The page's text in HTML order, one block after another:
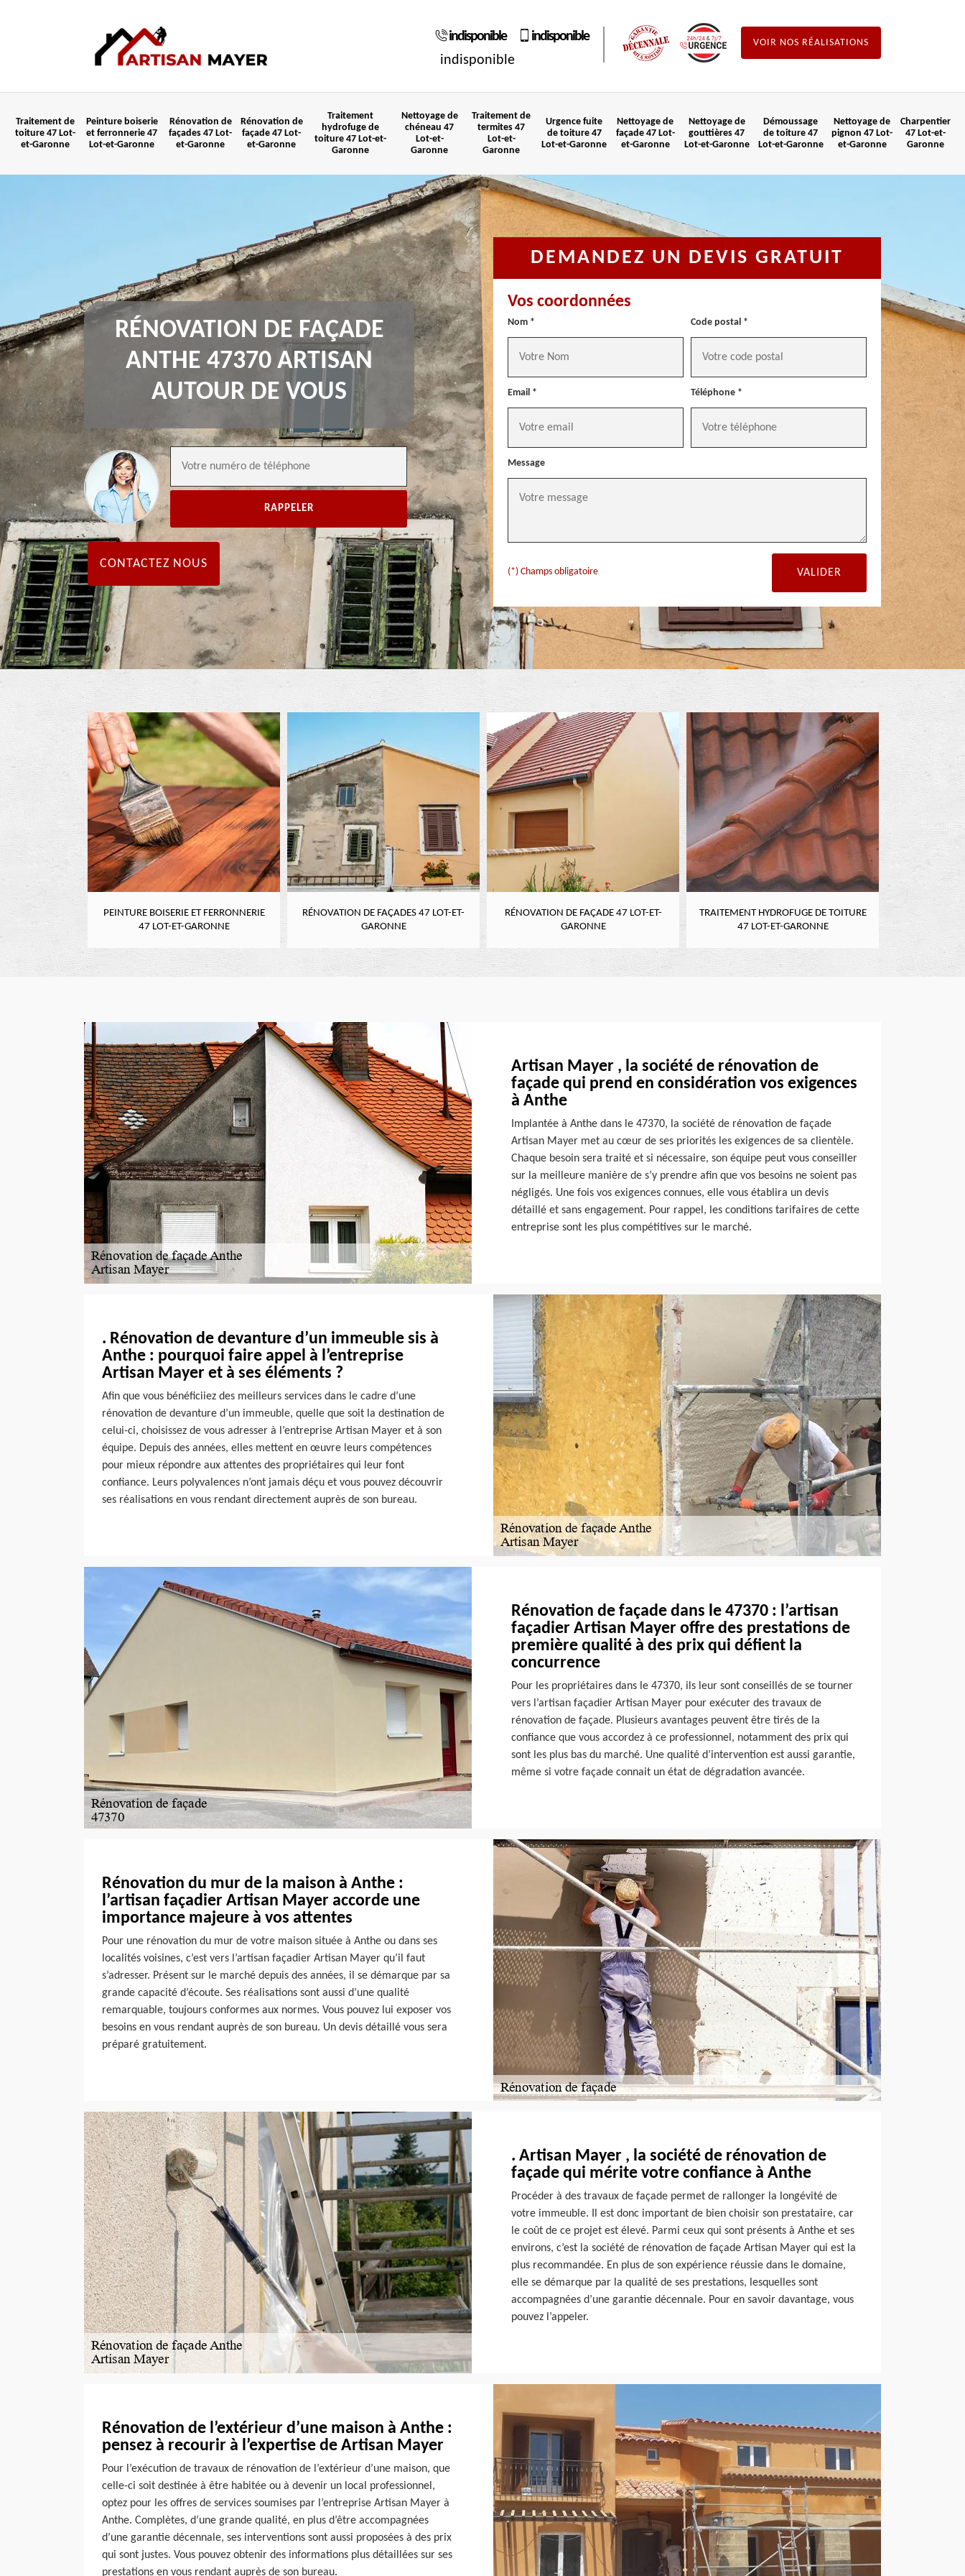
indisponible
indisponible
indisponible
VOIR NOS RÉALISATIONS
Traitement de
toiture 47 Lot-
et-Garonne
Peinture boiserie
et ferronnerie 47
Lot-et-Garonne
Rénovation de
façades 47 Lot-
et-Garonne
Rénovation de
façade 47 Lot-
et-Garonne
Traitement
hydrofuge de
toiture 47 Lot-et-
Garonne
Nettoyage de
chéneau 47
Lot-et-
Garonne
Traitement de
termites 47
Lot-et-
Garonne
Urgence fuite
de toiture 47
Lot-et-Garonne
Nettoyage de
façade 47 Lot-
et-Garonne
Nettoyage de
gouttières 47
Lot-et-Garonne
Démoussage
de toiture 47
Lot-et-Garonne
Nettoyage de
pignon 47 Lot-
et-Garonne
Charpentier
47 Lot-et-
Garonne
RÉNOVATION DE FAÇADE
ANTHE 47370 ARTISAN
AUTOUR DE VOUS
CONTACTEZ NOUS
DEMANDEZ UN DEVIS GRATUIT
Vos coordonnées
Nom * Code postal *
Email * Téléphone *
Message
(*) Champs obligatoire
PEINTURE BOISERIE ET FERRONNERIE
47 LOT-ET-GARONNE
RÉNOVATION DE FAÇADES 47 LOT-ET-
GARONNE
RÉNOVATION DE FAÇADE 47 LOT-ET-
GARONNE
TRAITEMENT HYDROFUGE DE TOITURE
47 LOT-ET-GARONNE
Artisan Mayer , la société de rénovation de
façade qui prend en considération vos exigences
à Anthe
Implantée à Anthe dans le 47370, la société de rénovation de façade
Artisan Mayer met au cœur de ses priorités les exigences de sa clientèle.
Chaque besoin sera traité et si nécessaire, son équipe peut vous conseiller
sur la meilleure manière de s’y prendre afin que vos besoins ne soient pas
négligés. Une fois vos exigences connues, elle vous établira un devis
détaillé et sans engagement. Pour rappel, les conditions tarifaires de cette
entreprise sont les plus compétitives sur le marché.
. Rénovation de devanture d’un immeuble sis à
Anthe : pourquoi faire appel à l’entreprise
Artisan Mayer et à ses éléments ?
Afin que vous bénéficiiez des meilleurs services dans le cadre d’une
rénovation de devanture d’un immeuble, quelle que soit la destination de
celui-ci, choisissez de vous adresser à l’entreprise Artisan Mayer et à son
équipe. Depuis des années, elles mettent en œuvre leurs compétences
pour mieux répondre aux attentes des propriétaires qui leur font
confiance. Leurs polyvalences n’ont jamais déçu et vous pouvez découvrir
ses réalisations en vous rendant directement auprès de son bureau.
Rénovation de façade dans le 47370 : l’artisan
façadier Artisan Mayer offre des prestations de
première qualité à des prix qui défient la
concurrence
Pour les propriétaires dans le 47370, ils leur sont conseillés de se tourner
vers l’artisan façadier Artisan Mayer pour exécuter des travaux de
rénovation de façade. Plusieurs avantages peuvent être tirés de la
confiance que vous accordez à ce professionnel, notamment des prix qui
sont les plus bas du marché. Une qualité d’intervention est aussi garantie,
même si votre façade connait un état de dégradation avancée.
Rénovation du mur de la maison à Anthe :
l’artisan façadier Artisan Mayer accorde une
importance majeure à vos attentes
Pour une rénovation du mur de votre maison située à Anthe ou dans ses
localités voisines, c’est vers l’artisan façadier Artisan Mayer qu’il faut
s’adresser. Présent sur le marché depuis des années, il se démarque par sa
grande capacité d’écoute. Ses réalisations sont aussi d’une qualité
remarquable, toujours conformes aux normes. Vous pouvez lui exposer vos
besoins en vous rendant auprès de son bureau. Un devis détaillé vous sera
préparé gratuitement.
. Artisan Mayer , la société de rénovation de
façade qui mérite votre confiance à Anthe
Procéder à des travaux de façade permet de rallonger la longévité de
votre immeuble. Il est donc important de bien choisir son prestataire, car
le coût de ce projet est élevé. Parmi ceux qui sont présents à Anthe et ses
environs, c’est la société de rénovation de façade Artisan Mayer qui est la
plus recommandée. En plus de son expérience réussie dans le domaine,
elle se démarque par la qualité de ses prestations, lesquelles sont
accompagnées d’une garantie décennale. Pour en savoir davantage, vous
pouvez l’appeler.
Rénovation de l’extérieur d’une maison à Anthe :
pensez à recourir à l’expertise de Artisan Mayer
Pour l’exécution de travaux de rénovation de l’extérieur d’une maison, que
celle-ci soit destinée à être habitée ou à devenir un local professionnel,
optez pour les offres de services soumises par l’entreprise Artisan Mayer à
Anthe. Complètes, d’une grande qualité, en plus d’être accompagnées
d’une garantie décennale, ses interventions sont aussi proposées à des prix
qui sont justes. Vous pouvez obtenir des informations plus détaillées sur ses
prestations en vous rendant auprès de son bureau.